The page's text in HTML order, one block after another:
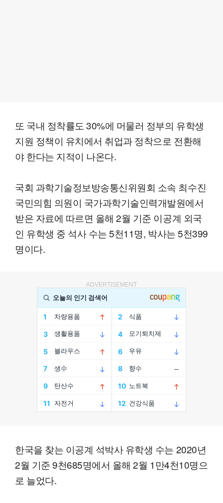
또 국내 정착률도 30%에 머물러 정부의 유학생
지원 정책이 유치에서 취업과 정착으로 전환해
야 한다는 지적이 나온다.
국회 과학기술정보방송통신위원회 소속 최수진
국민의힘 의원이 국가과학기술인력개발원에서
받은 자료에 따르면 올해 2월 기준 이공계 외국
인 유학생 중 석사 수는 5천11명, 박사는 5천399
명이다.
ADVERTISEMENT
한국을 찾는 이공계 석박사 유학생 수는 2020년
2월 기준 9천685명에서 올해 2월 1만4천10명으
로 늘었다.